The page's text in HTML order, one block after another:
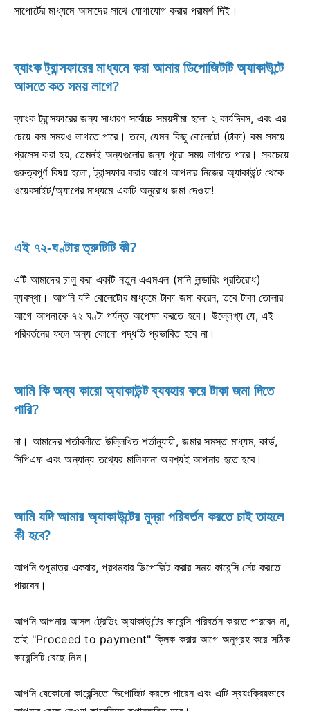
সাপোর্টের মাধ্যমে আমাদের সাথে যোগাযোগ করার পরামর্শ দিই।
ব্যাংক ট্রান্সফারের মাধ্যমে করা আমার ডিপোজিটটি অ্যাকাউন্টে
আসতে কত সময় লাগে?
ব্যাংক ট্রান্সফারের জন্য সাধারণ সর্বোচ্চ সময়সীমা হলো ২ কার্যদিবস, এবং এর
চেয়ে কম সময়ও লাগতে পারে। তবে, যেমন কিছু বোলেটো (টাকা) কম সময়ে
প্রসেস করা হয়, তেমনই অন্যগুলোর জন্য পুরো সময় লাগতে পারে। সবচেয়ে
গুরুত্বপূর্ণ বিষয় হলো, ট্রান্সফার করার আগে আপনার নিজের অ্যাকাউন্ট থেকে
ওয়েবসাইট/অ্যাপের মাধ্যমে একটি অনুরোধ জমা দেওয়া!
এই ৭২-ঘণ্টার ত্রুটিটি কী?
এটি আমাদের চালু করা একটি নতুন এএমএল (মানি লন্ডারিং প্রতিরোধ)
ব্যবস্থা। আপনি যদি বোলেটোর মাধ্যমে টাকা জমা করেন, তবে টাকা তোলার
আগে আপনাকে ৭২ ঘণ্টা পর্যন্ত অপেক্ষা করতে হবে। উল্লেখ্য যে, এই
পরিবর্তনের ফলে অন্য কোনো পদ্ধতি প্রভাবিত হবে না।
আমি কি অন্য কারো অ্যাকাউন্ট ব্যবহার করে টাকা জমা দিতে
পারি?
না। আমাদের শর্তাবলীতে উল্লিখিত শর্তানুযায়ী, জমার সমস্ত মাধ্যম, কার্ড,
সিপিএফ এবং অন্যান্য তথ্যের মালিকানা অবশ্যই আপনার হতে হবে।
আমি যদি আমার অ্যাকাউন্টের মুদ্রা পরিবর্তন করতে চাই তাহলে
কী হবে?
আপনি শুধুমাত্র একবার, প্রথমবার ডিপোজিট করার সময় কারেন্সি সেট করতে
পারবেন।
আপনি আপনার আসল ট্রেডিং অ্যাকাউন্টের কারেন্সি পরিবর্তন করতে পারবেন না,
তাই "Proceed to payment" ক্লিক করার আগে অনুগ্রহ করে সঠিক
কারেন্সিটি বেছে নিন।
আপনি যেকোনো কারেন্সিতে ডিপোজিট করতে পারেন এবং এটি স্বয়ংক্রিয়ভাবে